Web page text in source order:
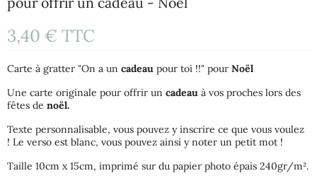
3,40 € TTC
Carte à gratter "On a un cadeau pour toi !!" pour Noël
Une carte originale pour offrir un cadeau à vos proches lors des
fêtes de noël.
Texte personnalisable, vous pouvez y inscrire ce que vous voulez
! Le verso est blanc, vous pouvez ainsi y noter un petit mot !
Taille 10cm x 15cm, imprimé sur du papier photo épais 240gr/m².